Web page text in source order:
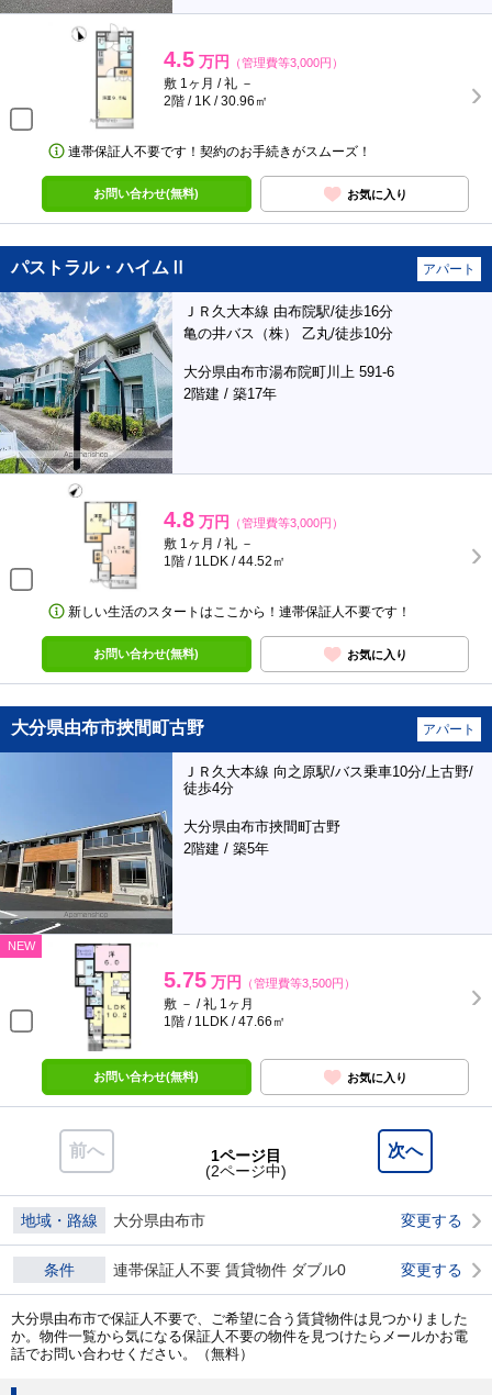
4.5 万円 （管理費等3,000円）
敷 1ヶ月 / 礼 －
2階 / 1K / 30.96㎡
連帯保証人不要です！契約のお手続きがスムーズ！
お問い合わせ(無料) お気に入り
パストラル・ハイムⅡ アパート
ＪＲ久大本線 由布院駅/徒歩16分
亀の井バス（株） 乙丸/徒歩10分
大分県由布市湯布院町川上 591-6
2階建 / 築17年
4.8 万円 （管理費等3,000円）
敷 1ヶ月 / 礼 －
1階 / 1LDK / 44.52㎡
新しい生活のスタートはここから！連帯保証人不要です！
お問い合わせ(無料) お気に入り
大分県由布市挾間町古野 アパート
ＪＲ久大本線 向之原駅/バス乗車10分/上古野/
徒歩4分
大分県由布市挾間町古野
2階建 / 築5年
NEW
5.75 万円 （管理費等3,500円）
敷 － / 礼 1ヶ月
1階 / 1LDK / 47.66㎡
お問い合わせ(無料) お気に入り
前へ 次へ
1ページ目
(2ページ中)
地域・路線 大分県由布市 変更する
条件 連帯保証人不要 賃貸物件 ダブル0 変更する
大分県由布市で保証人不要で、ご希望に合う賃貸物件は見つかりました
か。物件一覧から気になる保証人不要の物件を見つけたらメールかお電
話でお問い合わせください。（無料）